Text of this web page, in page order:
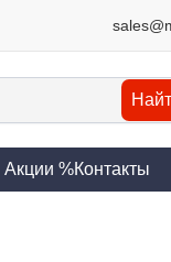
Акции %Контакты